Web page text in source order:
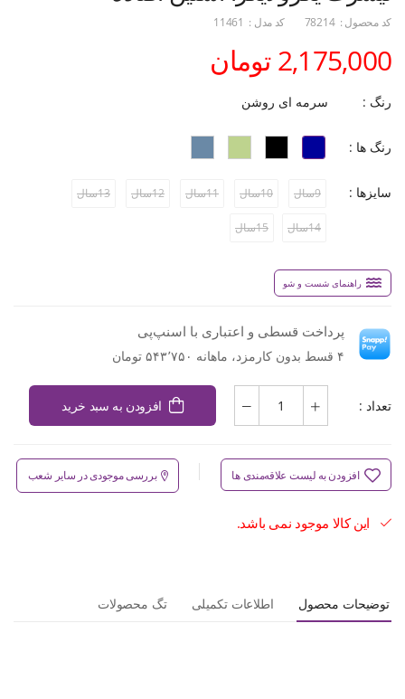
کد محصول : 78214 کد مدل : 11461
2,175,000 تومان
رنگ : سرمه ای روشن
رنگ ها :
سایزها : 9سال 10سال 11سال 12سال 13سال
14سال 15سال
راهنمای شست و شو
پرداخت قسطی و اعتباری با اسنپ‌پی
۴ قسط بدون کارمزد، ماهانه ۵۴۳٬۷۵۰ تومان
تعداد : افزودن به سبد خرید
افزودن به لیست علاقه‌مندی ها بررسی موجودی در سایر شعب
این کالا موجود نمی باشد.
توضیحات محصول اطلاعات تکمیلی تگ محصولات